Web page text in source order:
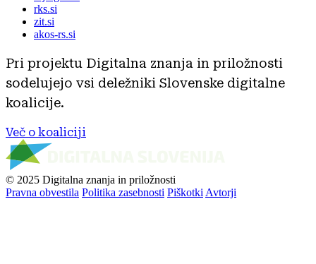
rks.si
zit.si
akos-rs.si
Pri projektu Digitalna znanja in priložnosti
sodelujejo vsi deležniki Slovenske digitalne
koalicije.
Več o koaliciji
© 2025 Digitalna znanja in priložnosti
Pravna obvestila Politika zasebnosti Piškotki Avtorji